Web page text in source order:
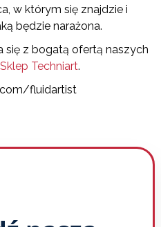
w którym się znajdzie i
będzie narażona.
się z bogatą ofertą naszych
Sklep Techniart.
fluidartist